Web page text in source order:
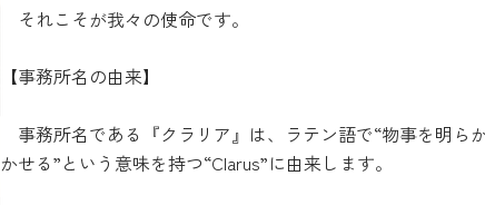
それこそが我々の使命です。
【事務所名の由来】
事務所名である『クラリア』は、ラテン語で“物事を明ら
かせる”という意味を持つ“Clarus”に由来します。